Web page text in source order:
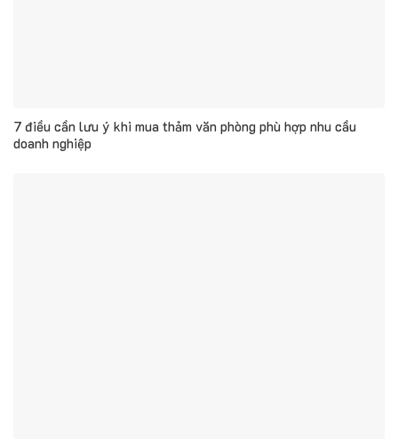
7 điều cần lưu ý khi mua thảm văn phòng phù hợp nhu cầu
doanh nghiệp